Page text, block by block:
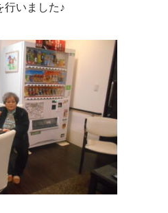
行いました♪